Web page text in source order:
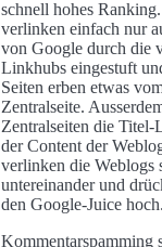
schnell hohes
verlinken einfach nur
von Google durch die
Linkhubs eingestuft
Seiten erben etwas
Zentralseite.
Zentralseiten die
der Content der
verlinken die Weblogs
untereinander und
den Google-Juice hoch.
Kommentarspamming